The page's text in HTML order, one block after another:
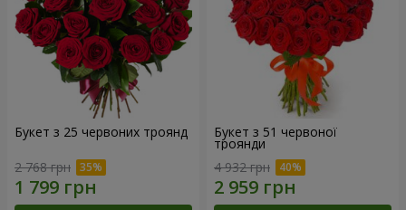
Букет з 25 червоних троянд
2 768 грн
Букет з 51 червоної
троянди
4 932 грн